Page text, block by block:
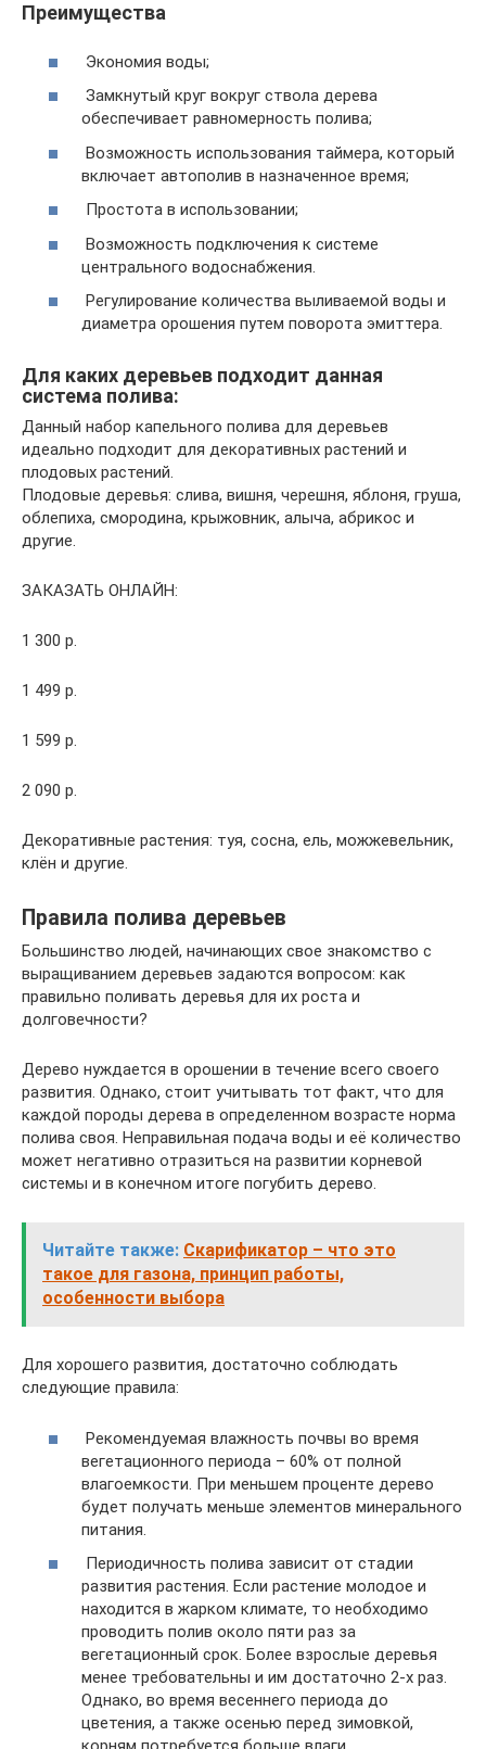
Преимущества
Экономия воды;
Замкнутый круг вокруг ствола дерева
обеспечивает равномерность полива;
Возможность использования таймера, который
включает автополив в назначенное время;
Простота в использовании;
Возможность подключения к системе
центрального водоснабжения.
Регулирование количества выливаемой воды и
диаметра орошения путем поворота эмиттера.
Для каких деревьев подходит данная
система полива:
Данный набор капельного полива для деревьев
идеально подходит для декоративных растений и
плодовых растений.
Плодовые деревья: слива, вишня, черешня, яблоня, груша,
облепиха, смородина, крыжовник, алыча, абрикос и
другие.
ЗАКАЗАТЬ ОНЛАЙН:
1 300 р.
1 499 р.
1 599 р.
2 090 р.
Декоративные растения: туя, сосна, ель, можжевельник,
клён и другие.
Правила полива деревьев
Большинство людей, начинающих свое знакомство с
выращиванием деревьев задаются вопросом: как
правильно поливать деревья для их роста и
долговечности?
Дерево нуждается в орошении в течение всего своего
развития. Однако, стоит учитывать тот факт, что для
каждой породы дерева в определенном возрасте норма
полива своя. Неправильная подача воды и её количество
может негативно отразиться на развитии корневой
системы и в конечном итоге погубить дерево.
Читайте также: Скарификатор – что это
такое для газона, принцип работы,
особенности выбора
Для хорошего развития, достаточно соблюдать
следующие правила:
Рекомендуемая влажность почвы во время
вегетационного периода – 60% от полной
влагоемкости. При меньшем проценте дерево
будет получать меньше элементов минерального
питания.
Периодичность полива зависит от стадии
развития растения. Если растение молодое и
находится в жарком климате, то необходимо
проводить полив около пяти раз за
вегетационный срок. Более взрослые деревья
менее требовательны и им достаточно 2-х раз.
Однако, во время весеннего периода до
цветения, а также осенью перед зимовкой,